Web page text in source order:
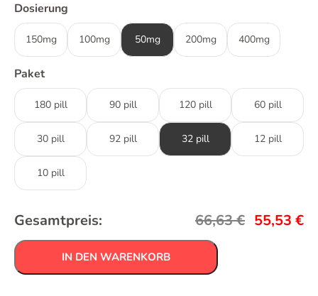
Dosierung
150mg 100mg 50mg 200mg 400mg
Paket
180 pill 90 pill 120 pill 60 pill
30 pill 92 pill 32 pill 12 pill
10 pill
Gesamtpreis: 66,63€ 55,53 €
IN DEN WARENKORB